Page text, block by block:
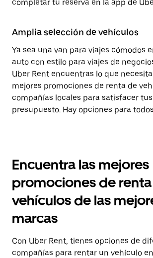
completar tu reserva en la app de
Amplia selección de vehículos
Ya sea una van para viajes cómodos
auto con estilo para viajes de
Uber Rent encuentras lo que
mejores promociones de renta de
compañías locales para satisfacer
presupuesto. Hay opciones para
Encuentra las mejores
promociones de
vehículos de las
marcas
Con Uber Rent, tienes opciones de
compañías para rentar un vehículo